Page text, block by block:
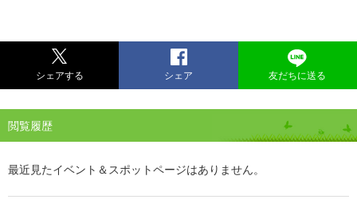
シェアする シェア 友だちに送る
閲覧履歴
最近見たイベント＆スポットページはありません。